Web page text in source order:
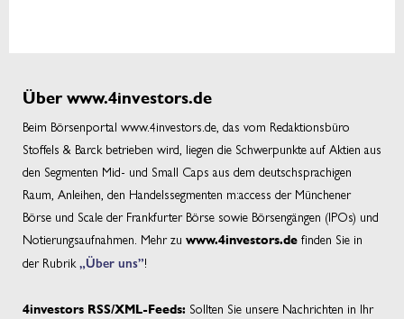
Über www.4investors.de
Beim Börsenportal www.4investors.de, das vom Redaktionsbüro
Stoffels & Barck betrieben wird, liegen die Schwerpunkte auf Aktien aus
den Segmenten Mid- und Small Caps aus dem deutschsprachigen
Raum, Anleihen, den Handelssegmenten m:access der Münchener
Börse und Scale der Frankfurter Börse sowie Börsengängen (IPOs) und
Notierungsaufnahmen. Mehr zu www.4investors.de finden Sie in
der Rubrik„Über uns”!
4investors RSS/XML-Feeds: Sollten Sie unsere Nachrichten in Ihr